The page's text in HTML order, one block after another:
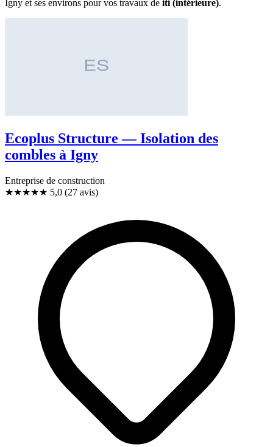
Igny et ses environs pour vos travaux de iti (intérieure).
Ecoplus Structure — Isolation des
combles à Igny
Entreprise de construction
★★★★★ 5,0 (27 avis)